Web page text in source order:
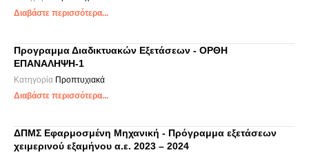
Διαβάστε περισσότερα...
Προγραμμα Διαδικτυακών Εξετάσεων - ΟΡΘΗ
ΕΠΑΝΑΛΗΨΗ-1
Κατηγορία Προπτυχιακά
Διαβάστε περισσότερα...
ΔΠΜΣ Εφαρμοσμένη Μηχανική - Πρόγραμμα εξετάσεων
χειμερινού εξαμήνου α.ε. 2023 – 2024